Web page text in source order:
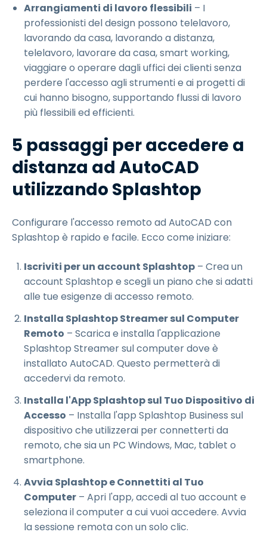
Arrangiamenti di lavoro flessibili – I
professionisti del design possono telelavoro,
lavorando da casa, lavorando a distanza,
telelavoro, lavorare da casa, smart working,
viaggiare o operare dagli uffici dei clienti senza
perdere l'accesso agli strumenti e ai progetti di
cui hanno bisogno, supportando flussi di lavoro
più flessibili ed efficienti.
5 passaggi per accedere a
distanza ad AutoCAD
utilizzando Splashtop
Configurare l'accesso remoto ad AutoCAD con
Splashtop è rapido e facile. Ecco come iniziare:
Iscriviti per un account Splashtop – Crea un
account Splashtop e scegli un piano che si adatti
alle tue esigenze di accesso remoto.
Installa Splashtop Streamer sul Computer
Remoto – Scarica e installa l'applicazione
Splashtop Streamer sul computer dove è
installato AutoCAD. Questo permetterà di
accedervi da remoto.
Installa l'App Splashtop sul Tuo Dispositivo di
Accesso – Installa l'app Splashtop Business sul
dispositivo che utilizzerai per connetterti da
remoto, che sia un PC Windows, Mac, tablet o
smartphone.
Avvia Splashtop e Connettiti al Tuo
Computer – Apri l'app, accedi al tuo account e
seleziona il computer a cui vuoi accedere. Avvia
la sessione remota con un solo clic.